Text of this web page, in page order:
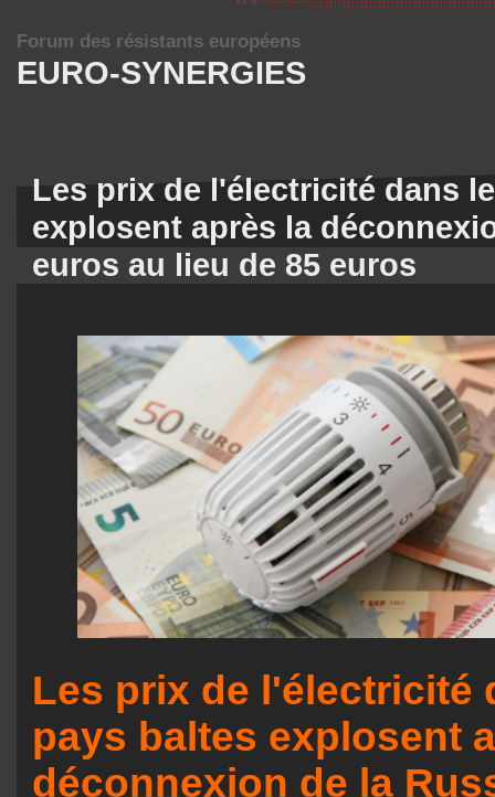
EURO-SYNERGIES
Forum des résistants européens
Les prix de l'électricité dans
explosent après la
euros au lieu de 85 euros
Les prix de l'électricité
pays baltes explosent
déconnexion de la